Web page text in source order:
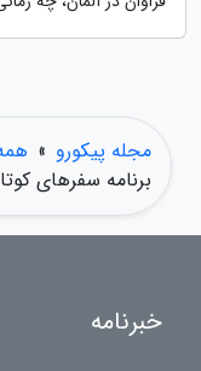
مجله پیکورو »
برنامه سفرهای
خبرنامه